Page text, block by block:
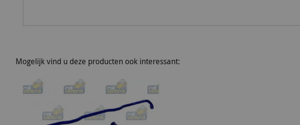
Mogelijk vind u deze producten ook interessant: